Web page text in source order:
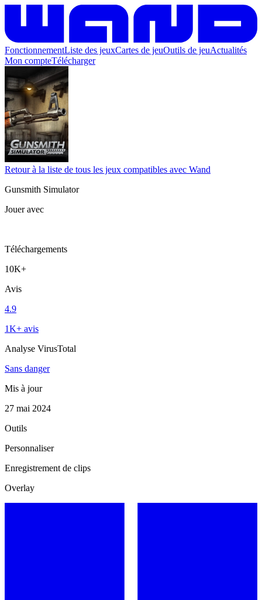
FonctionnementListe des jeuxCartes de jeuOutils de jeuActualités
Mon compteTélécharger
Retour à la liste de tous les jeux compatibles avec Wand
Gunsmith Simulator
Jouer avec
Téléchargements
10K+
Avis
4.9
1K+ avis
Analyse VirusTotal
Sans danger
Mis à jour
27 mai 2024
Outils
Personnaliser
Enregistrement de clips
Overlay